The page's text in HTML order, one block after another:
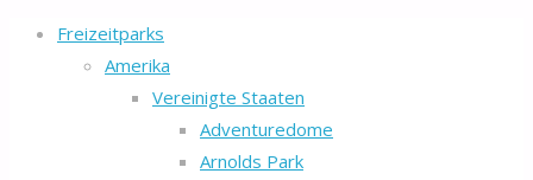
Freizeitparks
Amerika
Vereinigte Staaten
Adventuredome
Arnolds Park